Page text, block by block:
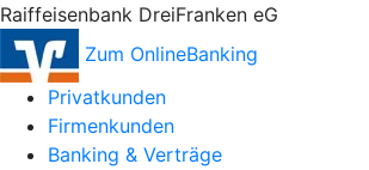
Raiffeisenbank DreiFranken eG
Zum OnlineBanking
Privatkunden
Firmenkunden
Banking & Verträge